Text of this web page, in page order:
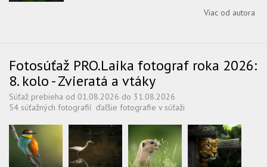
Viac od autora
Fotosúťaž PRO.Laika fotograf roka 2026:
8. kolo - Zvieratá a vtáky
Súťaž prebieha od 01.08.2026 do 31.08.2026
54 súťažných fotografií ďaľšie fotografie v súťaži